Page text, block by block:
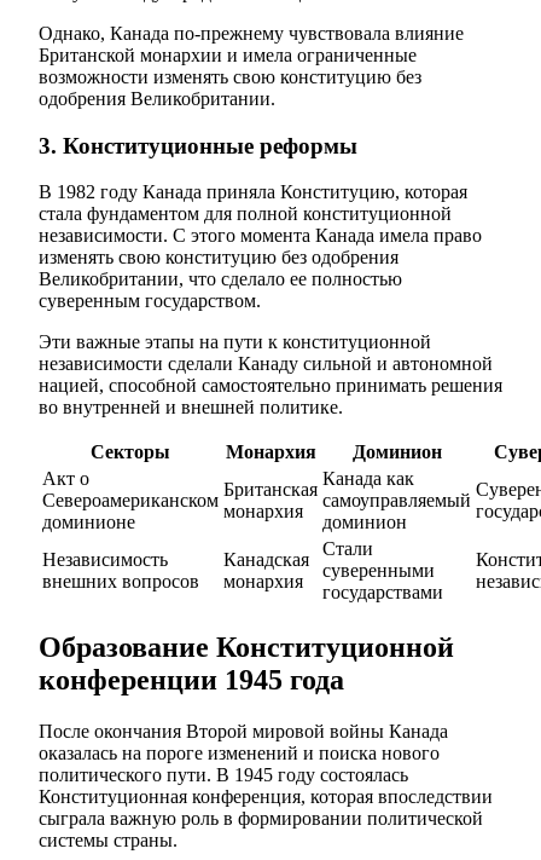
Однако, Канада по-прежнему чувствовала влияние
Британской монархии и имела ограниченные
возможности изменять свою конституцию без
одобрения Великобритании.
3. Конституционные реформы
В 1982 году Канада приняла Конституцию, которая
стала фундаментом для полной конституционной
независимости. С этого момента Канада имела право
изменять свою конституцию без одобрения
Великобритании, что сделало ее полностью
суверенным государством.
Эти важные этапы на пути к конституционной
независимости сделали Канаду сильной и автономной
нацией, способной самостоятельно принимать решения
во внутренней и внешней политике.
Секторы Монархия Доминион
Акт о
Североамериканском
доминионе
Британская
монархия
Канада как
самоуправляемый
доминион
Независимость
внешних вопросов
Канадская
монархия
Стали
суверенными
государствами
Образование Конституционной
конференции 1945 года
После окончания Второй мировой войны Канада
оказалась на пороге изменений и поиска нового
политического пути. В 1945 году состоялась
Конституционная конференция, которая впоследствии
сыграла важную роль в формировании политической
системы страны.